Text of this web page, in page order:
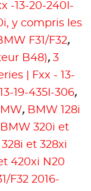
-13-20-240I-
y compris les
F31/F32,
B48), 3
| Fxx - 13-
19-435I-306,
, BMW 128i
BMW 320i et
et 328xi
420xi N20
F32 2016-